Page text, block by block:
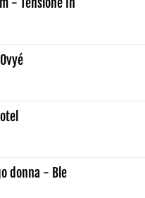
donna - Ble